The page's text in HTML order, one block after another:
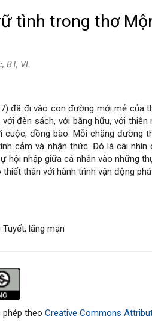
tình trong thơ
BT, VL
đã đi vào con đường mới mẻ của
đèn sách, với bằng hữu, với
đồng bào. Mỗi chặng đường
cảm và nhận thức. Đó là cái
hội nhập giữa cá nhân vào những
thân với hành trình vận động
lãng mạn
phép theoCreative Commons